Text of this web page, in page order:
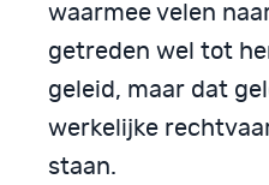
waarmee velen
getreden wel tot
geleid, maar dat
werkelijke
staan.